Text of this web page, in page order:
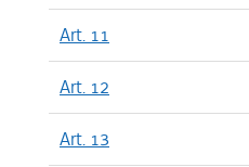
Art. 11
Art. 12
Art. 13